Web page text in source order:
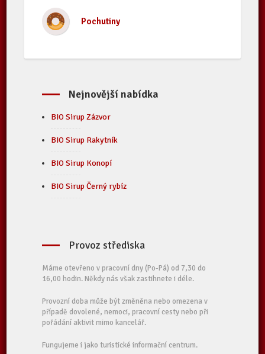
Pochutiny
Nejnovější nabídka
BIO Sirup Zázvor
BIO Sirup Rakytník
BIO Sirup Konopí
BIO Sirup Černý rybíz
Provoz střediska
Máme otevřeno v pracovní dny (Po-Pá) od 7,30 do
16,00 hodin. Někdy nás však zastihnete i déle.
Provozní doba může být změněna nebo omezena v
případě dovolené, nemoci, pracovní cesty nebo při
pořádání aktivit mimo kancelář.
Fungujeme i jako turistické informační centrum.